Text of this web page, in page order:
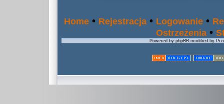
Home • Rejestracja • Logowanie •
Ostrzeżenia •
Powered by phpBB modified by